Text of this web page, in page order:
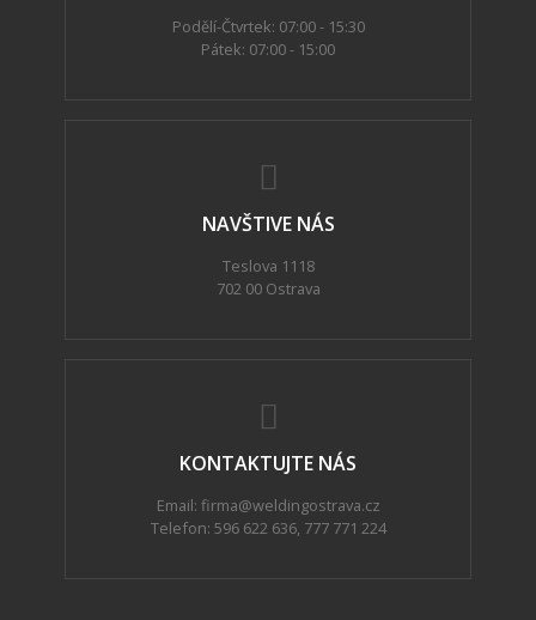
Podělí-Čtvrtek: 07:00 - 15:30
Pátek: 07:00 - 15:00
NAVŠTIVE NÁS
Teslova 1118
702 00 Ostrava
KONTAKTUJTE NÁS
Email: firma@weldingostrava.cz
Telefon: 596 622 636, 777 771 224